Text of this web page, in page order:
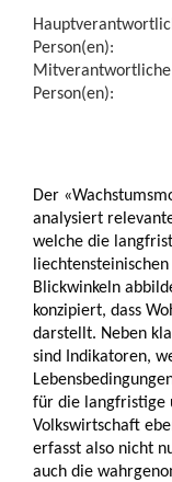
Person(en):
Mitverantwortliche
Person(en):
Der
analysiert
welche die
Blickwinkeln
konzipiert, dass
darstellt. Neben
sind Indikatoren,
für die langfristige
Volkswirtschaft
erfasst also nicht
auch die